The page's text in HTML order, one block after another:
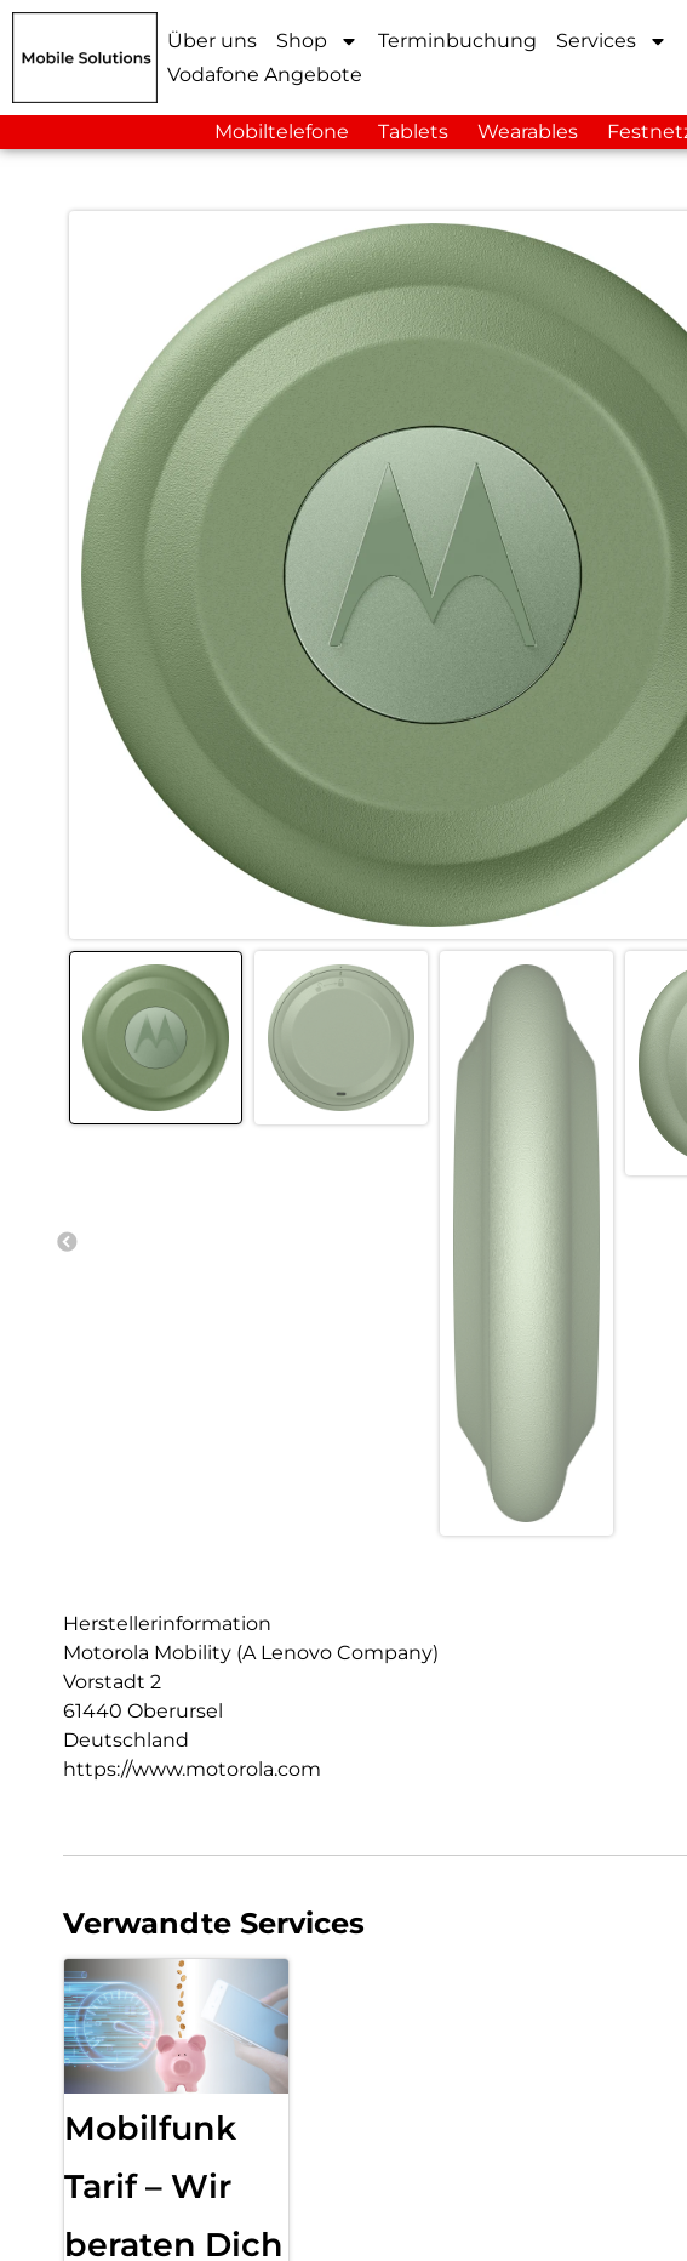
Über uns Shop Terminbuchung Services
Vodafone Angebote
Mobiltelefone Tablets Wearables
Herstellerinformation
Motorola Mobility (A Lenovo Company)
Vorstadt 2
61440 Oberursel
Deutschland
https://www.motorola.com
Verwandte Services
Mobilfunk
Tarif – Wir
beraten Dich